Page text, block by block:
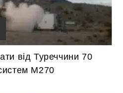
від Туреччини 70
M270